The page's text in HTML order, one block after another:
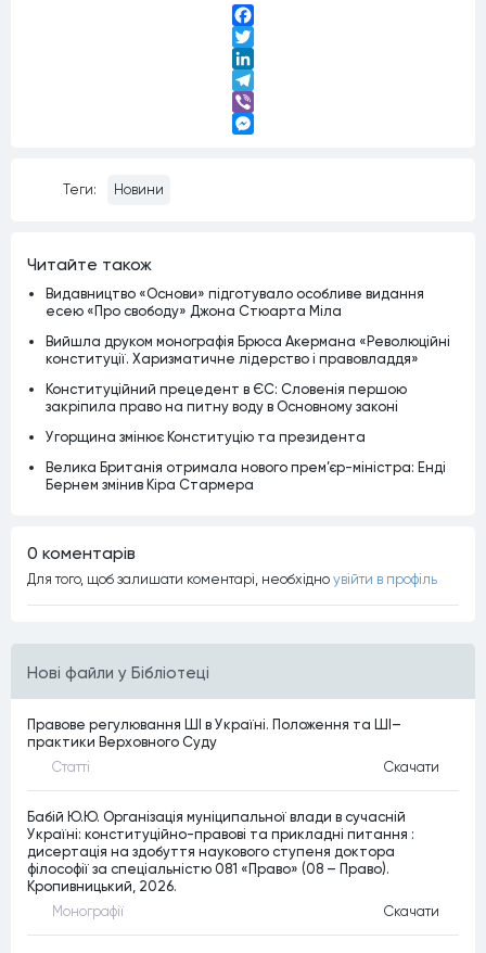
Нові файли у Бібліотеці
Правове регулювання ШІ в Україні. Положення та ШІ–
практики Верховного Суду
Статтi Скачати
Бабій Ю.Ю. Організація муніципальної влади в сучасній
Україні: конституційно-правові та прикладні питання :
дисертація на здобуття наукового ступеня доктора
філософії за спеціальністю 081 «Право» (08 – Право).
Кропивницький, 2026.
Монографiї Скачати
Facebook
Twitter
LinkedIn
Telegram
Viber
Теги: Новини
Читайте також
Видавництво «Основи» підготувало особливе видання
есею «Про свободу» Джона Стюарта Міла
Вийшла друком монографія Брюса Акермана «Революційні
конституції. Харизматичне лідерство і правовладдя»
Конституційний прецедент в ЄС: Словенія першою
закріпила право на питну воду в Основному законі
Угорщина змінює Конституцію та президента
Велика Британія отримала нового прем’єр-міністра: Енді
Бернем змінив Кіра Стармера
0 коментарiв
Для того, щоб залишати коментарi, необхiдно увiйти в профiль